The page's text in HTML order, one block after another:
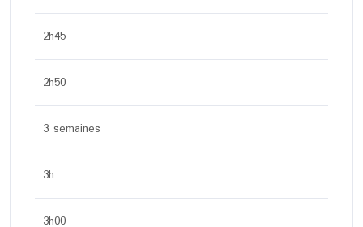
2h45
2h50
3 semaines
3h
3h00